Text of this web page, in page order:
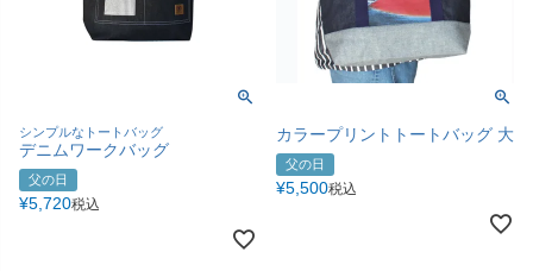
シンプルなトートバッグ
デニムワークバッグ
父の日
¥5,720税込
カラープリントトートバッグ 大
父の日
¥5,500税込